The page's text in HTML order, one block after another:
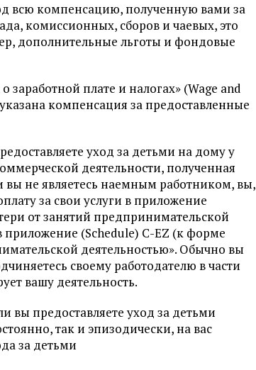
всю компенсацию, полученную вами за
комиссионных, сборов и чаевых, это
дополнительные льготы и фондовые
плате и налогах» (Wage and
компенсация за предоставленные
уход за детьми на дому у
деятельности, полученная
вы не являетесь наемным работником, вы,
за свои услуги в приложение
от занятий предпринимательской
приложение (Schedule) C-EZ (к форме
деятельностью». Обычно вы
своему работодателю в части
вашу деятельность.
вы предоставляете уход за детьми
так и эпизодически, на вас
за детьми